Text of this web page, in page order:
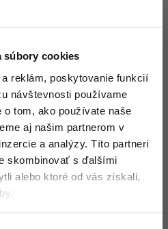
súbory cookies
reklám, poskytovanie funkcií
návštevnosti používame
tom, ako používate naše
aj našim partnerom v
a analýzy. Títo partneri
skombinovať s ďalšími
alebo ktoré od vás získali,
objekte sa bude premenná